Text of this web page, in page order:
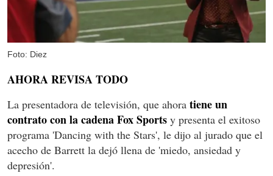
Foto: Diez
AHORA REVISA TODO
La presentadora de televisión, que ahora tiene un
contrato con la cadena Fox Sports y presenta el exitoso
programa 'Dancing with the Stars', le dijo al jurado que el
acecho de Barrett la dejó llena de 'miedo, ansiedad y
depresión'.